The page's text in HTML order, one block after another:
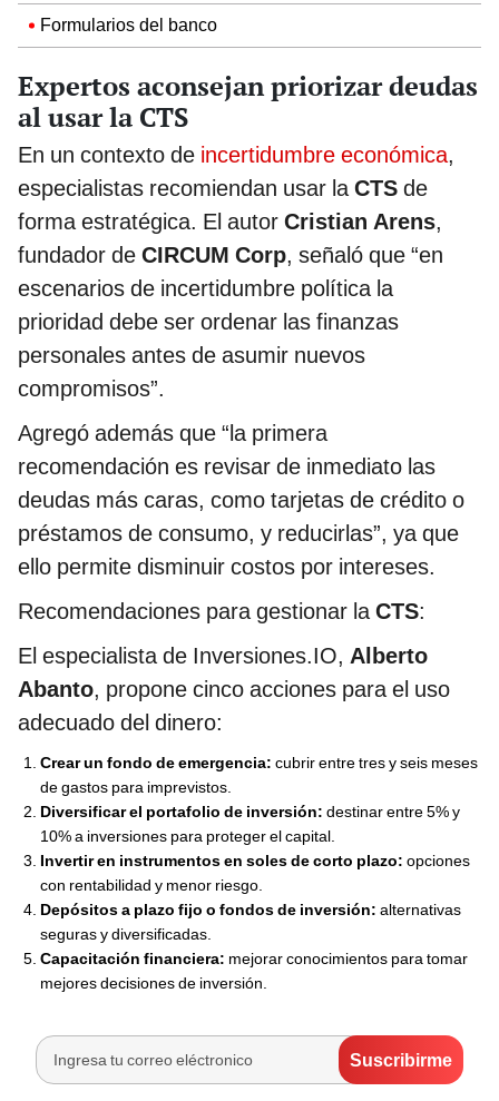
Formularios del banco
Expertos aconsejan priorizar deudas
al usar la CTS
En un contexto de incertidumbre económica,
especialistas recomiendan usar laCTS de
forma estratégica. El autor Cristian Arens,
fundador de CIRCUM Corp, señaló que “en
escenarios de incertidumbre política la
prioridad debe ser ordenar las finanzas
personales antes de asumir nuevos
compromisos”.
Agregó además que “la primera
recomendación es revisar de inmediato las
deudas más caras, como tarjetas de crédito o
préstamos de consumo, y reducirlas”, ya que
ello permite disminuir costos por intereses.
Recomendaciones para gestionar laCTS:
El especialista de Inversiones.IO, Alberto
Abanto, propone cinco acciones para el uso
adecuado del dinero:
Crear un fondo de emergencia: cubrir entre tres y seis meses
de gastos para imprevistos.
Diversificar el portafolio de inversión: destinar entre 5% y
10% a inversiones para proteger el capital.
Invertir en instrumentos en soles de corto plazo: opciones
con rentabilidad y menor riesgo.
Depósitos a plazo fijo o fondos de inversión: alternativas
seguras y diversificadas.
Capacitación financiera: mejorar conocimientos para tomar
mejores decisiones de inversión.